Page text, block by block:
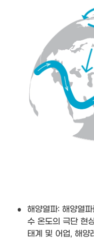
•
해양열파: 해양열
수 온도의 극단 현
태계 및 어업, 해양